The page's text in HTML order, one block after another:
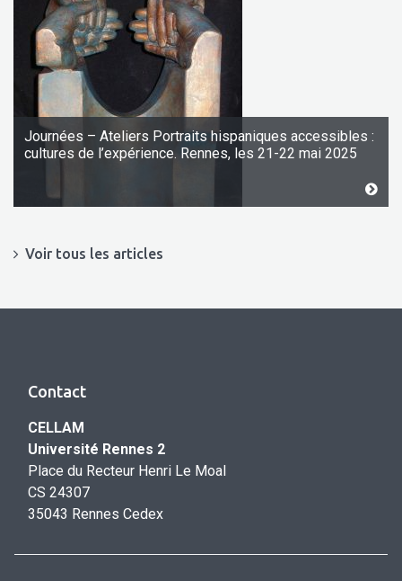
Journées – Ateliers Portraits hispaniques accessibles :
cultures de l’expérience. Rennes, les 21-22 mai 2025
Voir tous les articles
Contact
CELLAM
Université Rennes 2
Place du Recteur Henri Le Moal
CS 24307
35043 Rennes Cedex